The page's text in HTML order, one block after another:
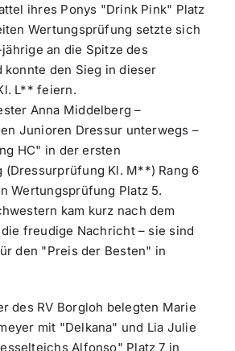
ihres Ponys "Drink Pink" Platz
Wertungsprüfung setzte sich
an die Spitze des
konnte den Sieg in dieser
L** feiern.
Anna Middelberg –
Junioren Dressur unterwegs –
HC" in der ersten
(Dressurprüfung Kl. M**) Rang 6
Wertungsprüfung Platz 5.
kam kurz nach dem
freudige Nachricht – sie sind
den "Preis der Besten" in
des RV Borgloh belegten Marie
mit "Delkana" und Lia Julie
Alfonso" Platz 7 in